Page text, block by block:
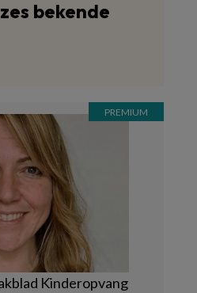
bekende
Kinderopvang